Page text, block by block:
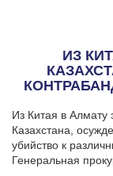
ИЗ
Из Китая в Алмату
Казахстана,
убийство к
Генеральная